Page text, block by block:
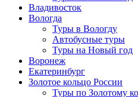
Владивосток
Вологда
Туры в Вологду
Автобусные туры
Туры на Новый год
Воронеж
Екатеринбург
Золотое кольцо России
Туры по Золотому